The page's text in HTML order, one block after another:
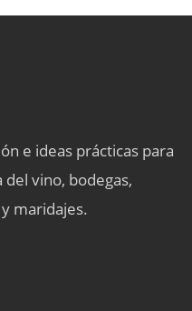
e ideas prácticas para
vino, bodegas,
maridajes.